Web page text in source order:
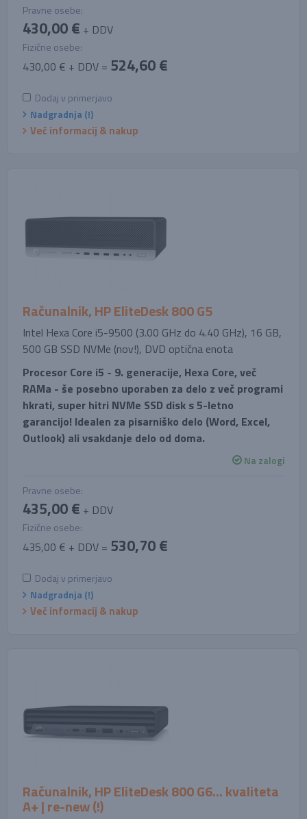
Pravne osebe:
430,00 € + DDV
Fizične osebe:
430,00 € + DDV = 524,60 €
Dodaj v primerjavo
Nadgradnja (!)
Več informacij & nakup
Računalnik, HP EliteDesk 800 G5
Intel Hexa Core i5-9500 (3.00 GHz do 4.40 GHz), 16 GB,
500 GB SSD NVMe (nov!), DVD optična enota
Procesor Core i5 - 9. generacije, Hexa Core, več
RAMa - še posebno uporaben za delo z več programi
hkrati, super hitri NVMe SSD disk s 5-letno
garancijo! Idealen za pisarniško delo (Word, Excel,
Outlook) ali vsakdanje delo od doma.
Na zalogi
Pravne osebe:
435,00 € + DDV
Fizične osebe:
435,00 € + DDV = 530,70 €
Dodaj v primerjavo
Nadgradnja (!)
Več informacij & nakup
Računalnik, HP EliteDesk 800 G6... kvaliteta
A+ | re-new (!)